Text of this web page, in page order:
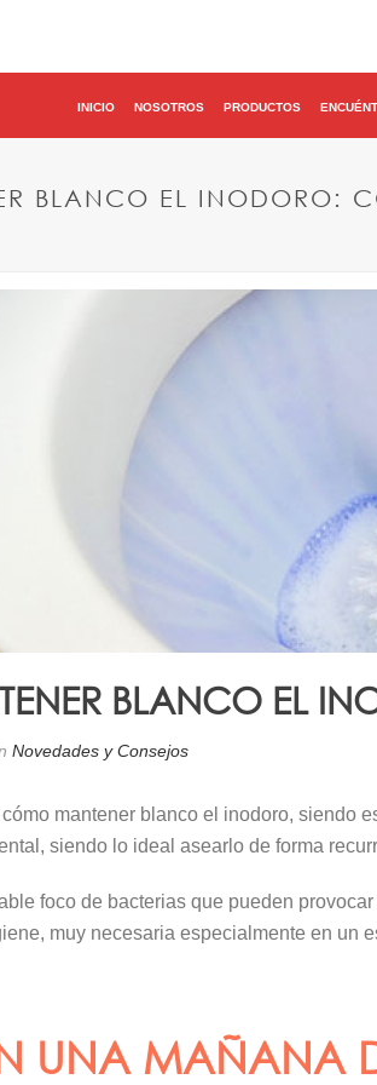
INICIO NOSOTROS PRODUCTOS
BLANCO EL INODORO:
BLANCO EL
Novedades y Consejos
mantener blanco el inodoro, siendo
siendo lo ideal asearlo de forma
foco de bacterias que pueden
muy necesaria especialmente en un
UNA MAÑANA